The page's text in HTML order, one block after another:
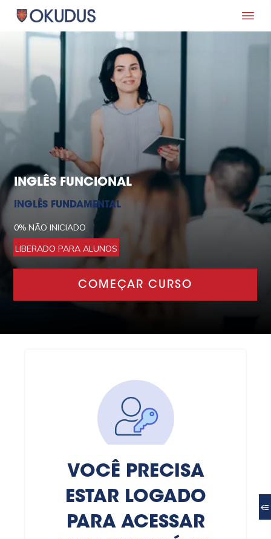
INGLÊS FUNCIONAL
INGLÊS FUNDAMENTAL
0% NÃO INICIADO
LIBERADO PARA ALUNOS
COMEÇAR CURSO
VOCÊ PRECISA
ESTAR LOGADO
PARA ACESSAR